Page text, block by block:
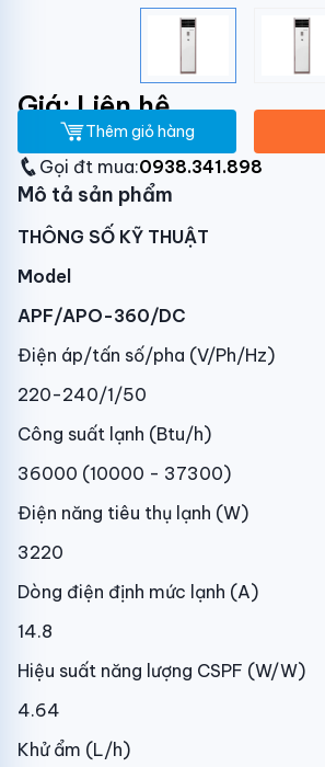
Giá: Liên hệ
Thêm giỏ hàng
Gọi đt mua:0938.341.898
Mô tả sản phẩm
THÔNG SỐ KỸ THUẬT
Model
APF/APO-360/DC
Điện áp/tấn số/pha (V/Ph/Hz)
220-240/1/50
Công suất lạnh (Btu/h)
36000 (10000 - 37300)
Điện năng tiêu thụ lạnh (W)
3220
Dòng điện định mức lạnh (A)
14.8
Hiệu suất năng lượng CSPF (W/W)
4.64
Khử ẩm (L/h)